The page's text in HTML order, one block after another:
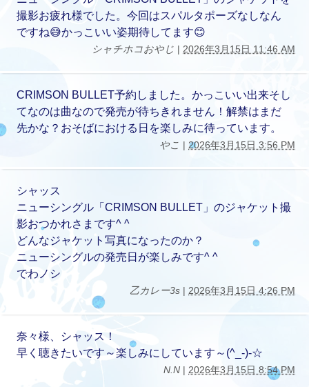
撮影お疲れ様でした。今回はスパルタポーズなしなん
ですね😅かっこいい姿期待してます😊
シャチホコおやじ | 2026年3月15日 11:46 AM
CRIMSON BULLET予約しました。かっこいい出来そし
てなのは曲なので発売が待ちきれません！解禁はまだ
先かな？おそばにおける日を楽しみに待っています。
やこ | 2026年3月15日 3:56 PM
シャッス
ニューシングル「CRIMSON BULLET」のジャケット撮
影おつかれさまです^ ^
どんなジャケット写真になったのか？
ニューシングルの発売日が楽しみです^ ^
でわノシ
乙カレー3s | 2026年3月15日 4:26 PM
奈々様、シャッス！
早く聴きたいです～楽しみにしています～(^_-)-☆
N.N | 2026年3月15日 8:54 PM